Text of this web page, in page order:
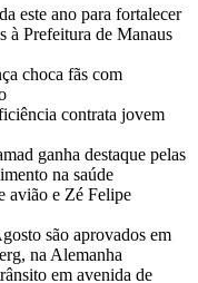
este ano para fortalecer
à Prefeitura de Manaus
choca fãs com
contrata jovem
ganha destaque pelas
na saúde
avião e Zé Felipe
são aprovados em
na Alemanha
em avenida de